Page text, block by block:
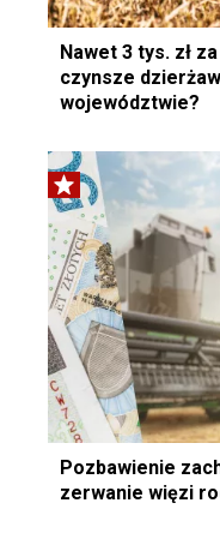
Nawet 3 tys. zł
czynsze
województwie?
Pozbawienie
zerwanie więzi